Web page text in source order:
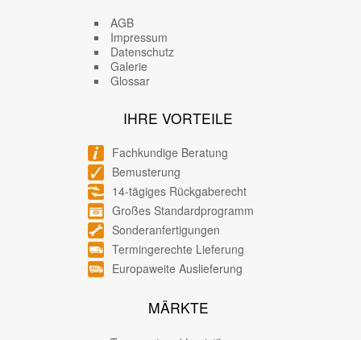
AGB
Impressum
Datenschutz
Galerie
Glossar
IHRE VORTEILE
Fachkundige Beratung
Bemusterung
14-tägiges Rückgaberecht
Großes Standardprogramm
Sonderanfertigungen
Termingerechte Lieferung
Europaweite Auslieferung
MÄRKTE